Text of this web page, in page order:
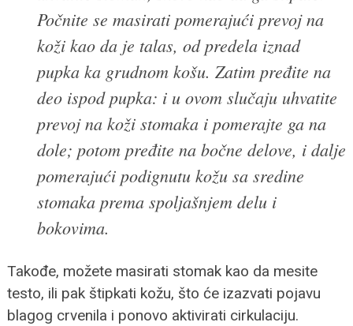
Počnite se masirati pomerajući prevoj na
koži kao da je talas, od predela iznad
pupka ka grudnom košu. Zatim pređite na
deo ispod pupka: i u ovom slučaju uhvatite
prevoj na koži stomaka i pomerajte ga na
dole; potom pređite na bočne delove, i dalje
pomerajući podignutu kožu sa sredine
stomaka prema spoljašnjem delu i
bokovima.
Takođe, možete masirati stomak kao da mesite
testo, ili pak štipkati kožu, što će izazvati pojavu
blagog crvenila i ponovo aktivirati cirkulaciju.